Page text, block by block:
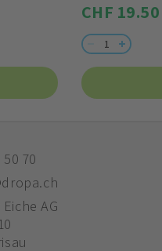
CHF 19.50
50 70
AG